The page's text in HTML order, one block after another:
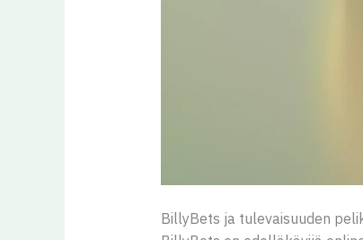
BillyBets ja tulevaisuuden